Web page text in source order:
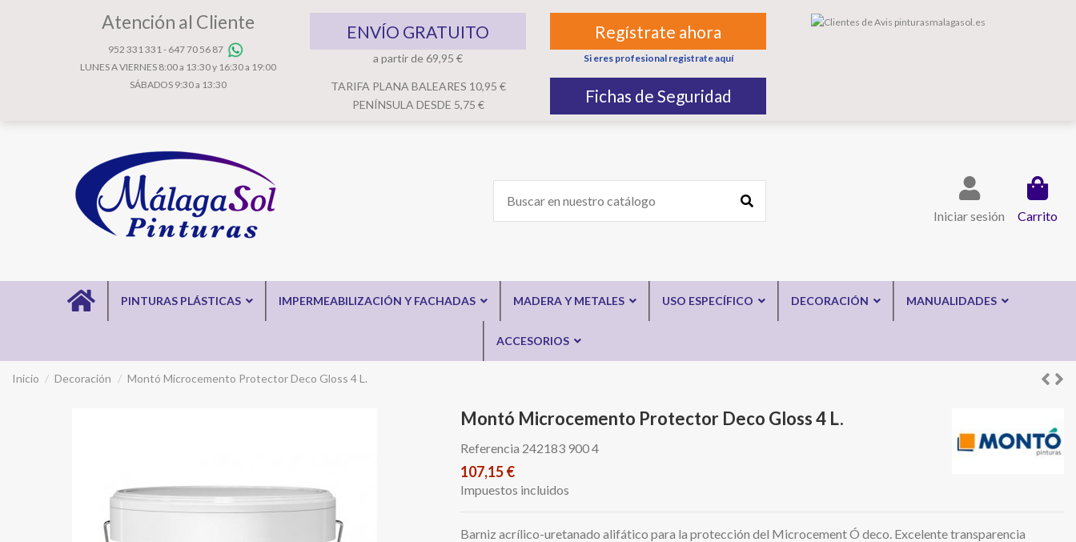
Atención al Cliente
952 331 331 - 647 70 56 87
LUNES A VIERNES 8:00 a 13:30 y 16:30 a 19:00
SÁBADOS 9:30 a 13:30
ENVÍO GRATUITO
a partir de 69,95 €
TARIFA PLANA BALEARES 10,95 €
PENÍNSULA DESDE 5,75 €
Regístrate ahora
Si eres profesional registrate aquí
Fichas de Seguridad
Iniciar sesión Carrito
PINTURAS PLÁSTICAS IMPERMEABILIZACIÓN Y FACHADAS MADERA Y METALES USO ESPECÍFICO DECORACIÓN MANUALIDADES
ACCESORIOS
Inicio Decoración Montó Microcemento Protector Deco Gloss 4 L.
Montó Microcemento Protector Deco Gloss 4 L.
Referencia 242183 900 4
107,15 €
Impuestos incluidos
Barniz acrílico-uretanado alifático para la protección del Microcement Ó deco. Excelente transparencia